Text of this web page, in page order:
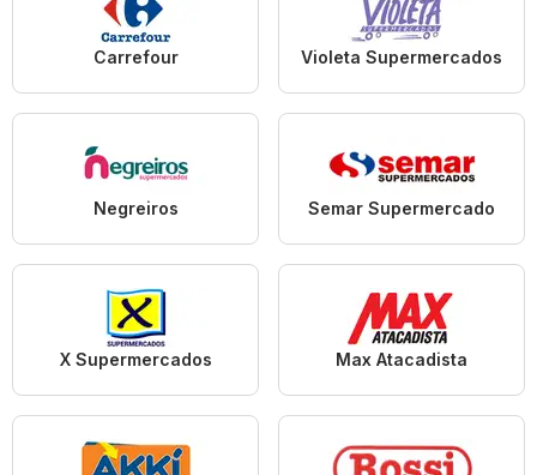
Carrefour Violeta Supermercados
Negreiros Semar Supermercado
X Supermercados Max Atacadista